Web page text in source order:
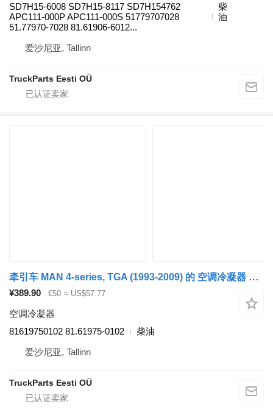
SD7H15-6008 SD7H15-8117 SD7H154762
APC111-000P APC111-000S 51779707028
51.77970-7028 81.61906-6012...
柴
油
爱沙尼亚, Tallinn
TruckParts Eesti OÜ
牵引车 MAN 4-series, TGA (1993-2009) 的 空调冷凝器 MAN TGA 18.410 (01.00-) 81619750102
¥389.90 €50 ≈ US$57.77
空调冷凝器
81619750102 81.61975-0102
柴油
爱沙尼亚, Tallinn
TruckParts Eesti OÜ